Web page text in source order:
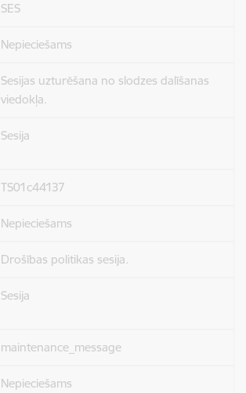
SES
Nepieciešams
Sesijas uzturēšana no slodzes dalīšanas
viedokļa.
Sesija
TS01c44137
Nepieciešams
Drošības politikas sesija.
Sesija
maintenance_message
Nepieciešams